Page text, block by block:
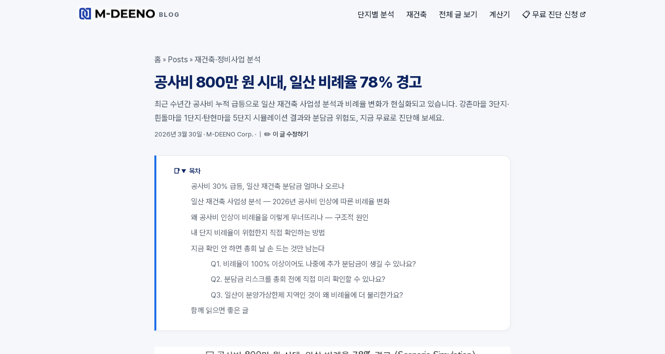
BLOG 단지별 분석 재건축 전체 글 보기 계산기 📋 무료 진단 신청
홈 » Posts » 재건축·정비사업 분석
공사비 800만 원 시대, 일산 비례율 78% 경고
최근 수년간 공사비 누적 급등으로 일산 재건축 사업성 분석과 비례율 변화가 현실화되고 있습니다. 강촌마을 3단지·
흰돌마을 1단지·탄현마을 5단지 시뮬레이션 결과와 분담금 위험도, 지금 무료로 진단해 보세요.
2026년 3월 30일 · M-DEENO Corp. · ✏️ 이 글 수정하기
목차
공사비 30% 급등, 일산 재건축 분담금 얼마나 오르나
일산 재건축 사업성 분석 — 2026년 공사비 인상에 따른 비례율 변화
왜 공사비 인상이 비례율을 이렇게 무너뜨리나 — 구조적 원인
내 단지 비례율이 위험한지 직접 확인하는 방법
지금 확인 안 하면 총회 날 손 드는 것만 남는다
Q1. 비례율이 100% 이상이어도 나중에 추가 분담금이 생길 수 있나요?
Q2. 분담금 리스크를 총회 전에 직접 미리 확인할 수 있나요?
Q3. 일산이 분양가상한제 지역인 것이 왜 비례율에 더 불리한가요?
함께 읽으면 좋은 글